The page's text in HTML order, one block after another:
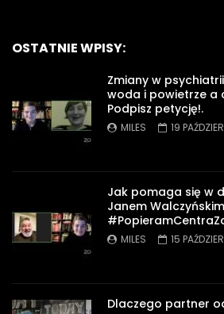
OSTATNIE WPISY:
Zmiany w
woda i powietrze a
Podpisz petycję!.
MILES 19
Jak pomaga się w
Janem Walczyńskim
MILES 15
Dlaczego partner